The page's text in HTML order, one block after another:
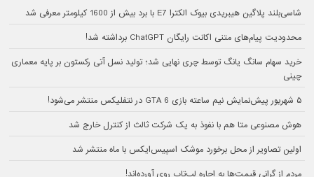
شاسی‌بلند پلاگین هیبریدی بیوک الکترا E7 با برد بیش از 1600 کیلومتر معرفی شد
محدودیت پیام‌های متنی اکانت رایگان ChatGPT برداشته شد!
خرید سهام سانگ‌ یانگ توسط چری نهایی شد؛ تولید نسل آتی رکستون بر پایه معماری
چینی
۵ شهریور پیش‌نمایش نیم ساعته بازی GTA 6 در نتفلیکس منتشر می‌شود!
هوش مصنوعی متا هم با نفوذ به یک شرکت ثالث از کنترل خارج شد
اولین تصاویر از محل برخورد موشک اسپیس‌ایکس با ماه منتشر شد
مردم از گرانی قیمت‌ها به اجاره لپ‌تاپ روی آورده‌اند!